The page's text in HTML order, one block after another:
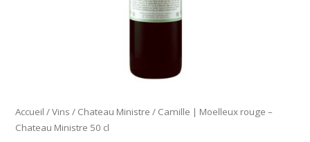
Accueil /Vins / Chateau Ministre / Camille | Moelleux rouge –
Chateau Ministre 50 cl